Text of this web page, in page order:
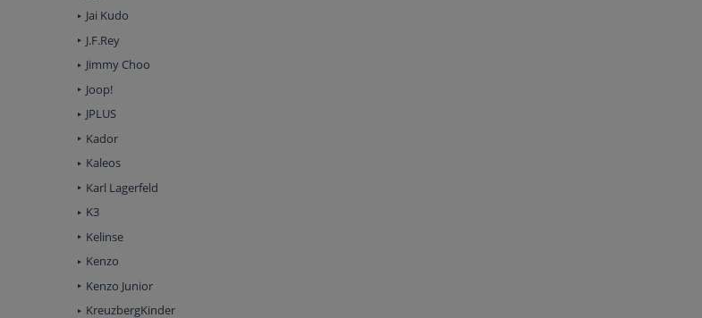
Jai Kudo
J.F.Rey
Jimmy Choo
Joop!
JPLUS
Kador
Kaleos
Karl Lagerfeld
K3
Kelinse
Kenzo
Kenzo Junior
KreuzbergKinder